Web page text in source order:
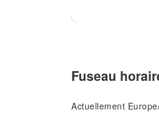
Fuseau
Actuellement